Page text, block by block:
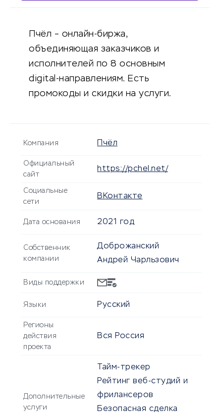
Пчёл – онлайн-биржа,
объединяющая заказчиков и
исполнителей по 8 основным
digital-направлениям. Есть
промокоды и скидки на услуги.
Компания Пчёл
Официальный
сайт
https://pchel.net/
Социальные
сети
ВКонтакте
Дата основания 2021 год
Собственник
компании
Доброжанский
Андрей Чарльзович
Виды поддержки
Языки Русский
Регионы
действия
проекта
Вся Россия
Дополнительные
услуги
Тайм-трекер
Рейтинг веб-студий и
фрилансеров
Безопасная сделка